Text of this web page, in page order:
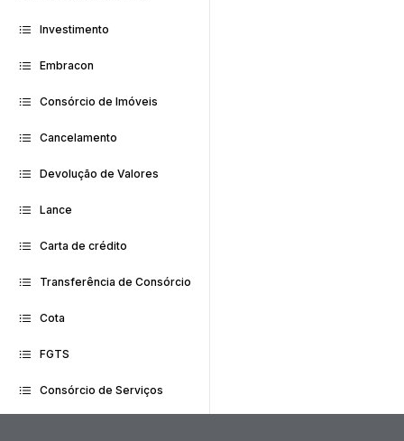
Investimento
Embracon
Consórcio de Imóveis
Cancelamento
Devolução de Valores
Lance
Carta de crédito
Transferência de Consórcio
Cota
FGTS
Consórcio de Serviços